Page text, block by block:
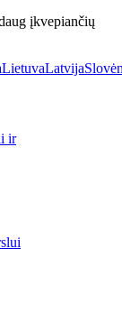
įkvepiančių
LietuvaLatvija
ir